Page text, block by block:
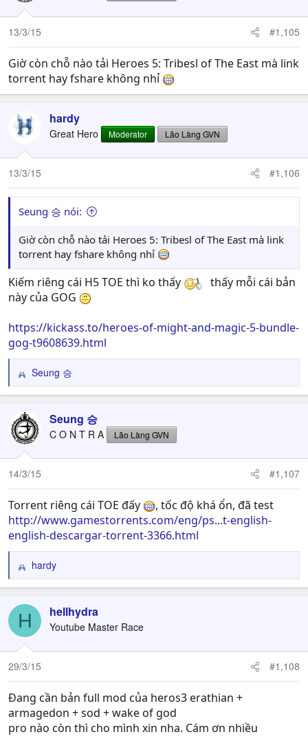
13/3/15 #1,105
Giờ còn chỗ nào tải Heroes 5: Tribesl of The East mà link
torrent hay fshare không nhỉ
hardy
Great Hero Moderator Lão Làng GVN
13/3/15 #1,106
Seung 승 nói:
Giờ còn chỗ nào tải Heroes 5: Tribesl of The East mà link
torrent hay fshare không nhỉ
Kiếm riêng cái H5 TOE thì ko thấy
thấy mỗi cái bản
này của GOG
https://kickass.to/heroes-of-might-and-magic-5-bundle-
gog-t9608639.html
R
e
c
t
i
o
n
Seung 승
Seung 승
C O N T R A Lão Làng GVN
14/3/15 #1,107
Torrent riêng cái TOE đấy
, tốc độ khá ổn, đã test
http://www.gamestorrents.com/eng/ps...t-english-
english-descargar-torrent-3366.html
R
e
c
i
o
n
hardy
H hellhydra
Youtube Master Race
29/3/15 #1,108
Đang cần bản full mod của heros3 erathian +
armagedon + sod + wake of god
pro nào còn thì cho mình xin nha. Cám ơn nhiều